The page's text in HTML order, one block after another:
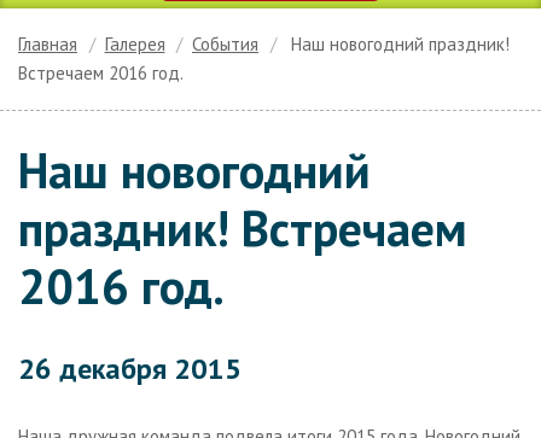
Продукция
Акции и скидки
Цены
Главная Галерея События
Наш новогодний праздник!
Встречаем 2016 год.
Наш новогодний
праздник! Встречаем
2016 год.
26 декабря 2015